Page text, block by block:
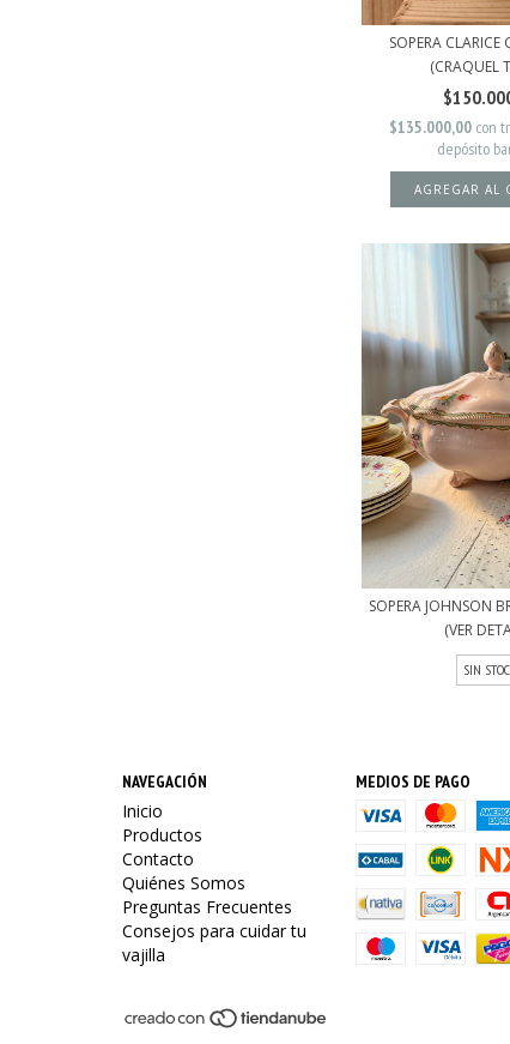
SOPERA CLARICE
(CRAQUEL
$135.000,00 con
depósito
SOPERA JOHNSON
(VER
SIN
NAVEGACIÓN
Inicio
Productos
Contacto
Quiénes Somos
Preguntas Frecuentes
Consejos para cuidar tu
vajilla
MEDIOS DE PAGO